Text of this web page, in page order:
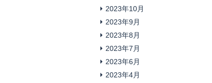
2023年10月
2023年9月
2023年8月
2023年7月
2023年6月
2023年4月